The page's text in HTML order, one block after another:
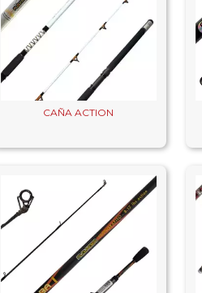
CAÑA ACTION